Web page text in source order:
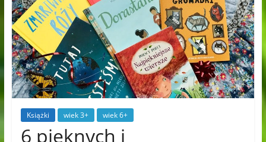
Książki wiek 3+ wiek 6+
6 pięknych i